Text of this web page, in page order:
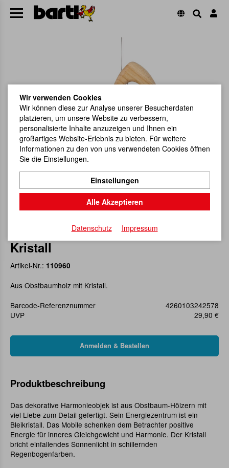
Holzhänger Schmetterling mit
Kristall
Artikel-Nr.: 110960
Aus Obstbaumholz mit Kristall.
Barcode-Referenznummer
4260103242578
UVP
29,90 €
Produktbeschreibung
Das dekorative Harmonieobjek ist aus Obstbaum-Hölzern mit
viel Liebe zum Detail gefertigt. Sein Energiezentrum ist ein
Bleikristall. Das Mobile schenken dem Betrachter positive
Energie für inneres Gleichgewicht und Harmonie. Der Kristall
bricht einfallendes Sonnenlicht in schillernden
Regenbogenfarben.
Wir verwenden Cookies
Wir können diese zur Analyse unserer Besucherdaten
platzieren, um unsere Website zu verbessern,
personalisierte Inhalte anzuzeigen und Ihnen ein
großartiges Website-Erlebnis zu bieten. Für weitere
Informationen zu den von uns verwendeten Cookies öffnen
Sie die Einstellungen.
Einstellungen
Alle Akzeptieren
Datenschutz Impressum